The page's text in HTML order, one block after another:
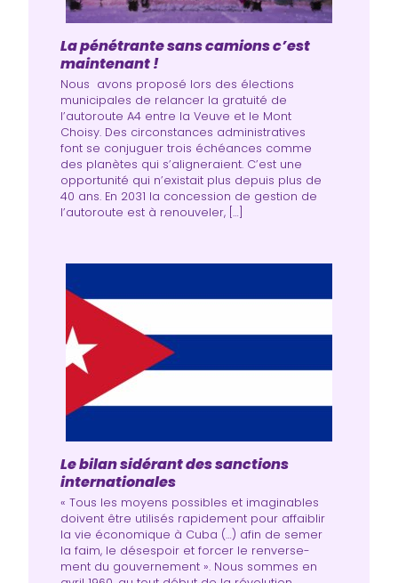
La pénétrante sans camions c’est
maintenant !
Nous avons proposé lors des élections
municipales de relancer la gratuité de
l’autoroute A4 entre la Veuve et le Mont
Choisy. Des circonstances administratives
font se conjuguer trois échéances comme
des planètes qui s’aligneraient. C’est une
opportunité qui n’existait plus depuis plus de
40 ans. En 2031 la concession de gestion de
l’autoroute est à renouveler, […]
Le bilan sidérant des sanctions
internationales
« Tous les moyens pos­sibles et ima­gi­nables
doivent être uti­li­sés rapi­de­ment pour affai­blir
la vie éco­no­mique à Cuba (…) afin de semer
la faim, le déses­poir et for­cer le ren­ver­se­
ment du gou­ver­ne­ment ». Nous sommes en